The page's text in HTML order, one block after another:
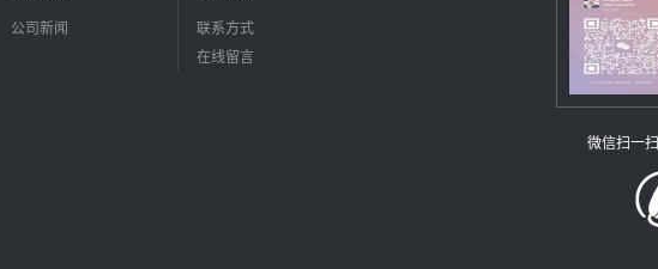
公司新闻
联系方式
在线留言
微信扫一扫